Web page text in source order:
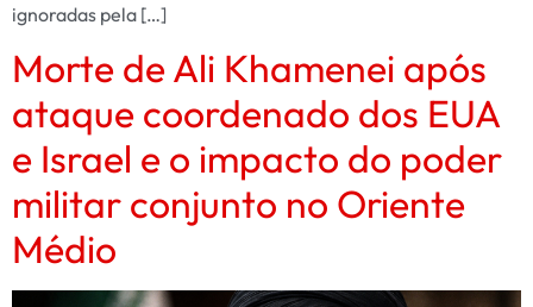
ignoradas pela […]
Morte de Ali Khamenei após
ataque coordenado dos EUA
e Israel e o impacto do poder
militar conjunto no Oriente
Médio